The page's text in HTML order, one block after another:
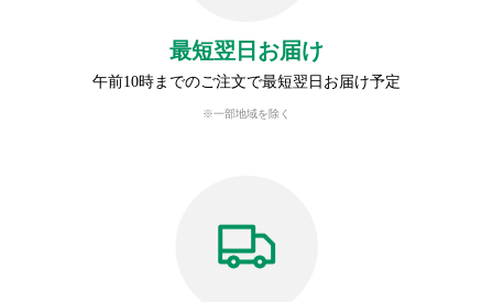
最短翌日お届け
午前10時までのご注文で最短翌日お届け予定
※一部地域を除く